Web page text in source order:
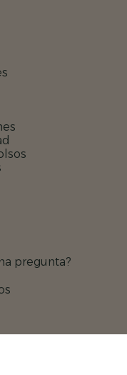
pregunta?